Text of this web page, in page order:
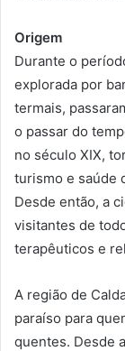
Origem
Durante o
explorada por
termais,
o passar do
no século XIX,
turismo e saúde
Desde então, a
visitantes de
terapêuticos e
A região de
paraíso para
quentes. Desde